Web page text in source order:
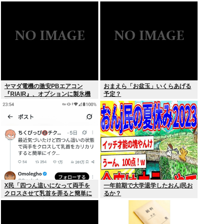
ヤマダ電機の激安PBエアコン
『RIAIR』、オプションに製氷機
能も付いてた模様www
おまえら「お盆玉」いくらあげる
予定？
X民「四つん這いになって両手を
クロスさせて乳首を弄ると簡単に
イケる」 これ出来ないヤツはゲイ
一年前期で大学退学したおんj民お
るか？